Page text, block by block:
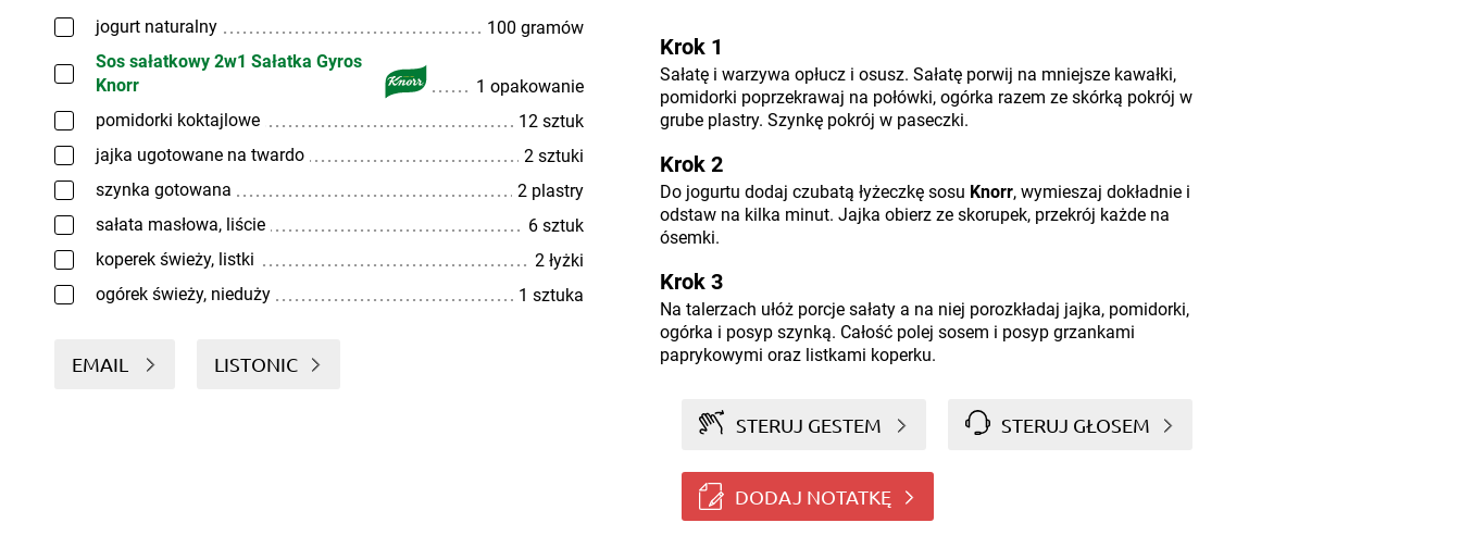
jogurt naturalny
100 gramów
Sos sałatkowy 2w1 Sałatka Gyros
Knorr
1 opakowanie
pomidorki koktajlowe
12 sztuk
jajka ugotowane na twardo
2 sztuki
szynka gotowana
2 plastry
sałata masłowa, liście
6 sztuk
koperek świeży, listki
2 łyżki
ogórek świeży, nieduży
1 sztuka
EMAIL LISTONIC
Krok 1
Sałatę i warzywa opłucz i osusz. Sałatę porwij na mniejsze kawałki,
pomidorki poprzekrawaj na połówki, ogórka razem ze skórką pokrój w
grube plastry. Szynkę pokrój w paseczki.
Krok 2
Do jogurtu dodaj czubatą łyżeczkę sosu Knorr, wymieszaj dokładnie i
odstaw na kilka minut. Jajka obierz ze skorupek, przekrój każde na
ósemki.
Krok 3
Na talerzach ułóż porcje sałaty a na niej porozkładaj jajka, pomidorki,
ogórka i posyp szynką. Całość polej sosem i posyp grzankami
paprykowymi oraz listkami koperku.
STERUJ GESTEM STERUJ GŁOSEM
DODAJ NOTATKĘ